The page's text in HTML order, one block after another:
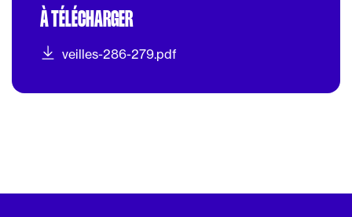
À TÉLÉCHARGER
veilles-286-279.pdf